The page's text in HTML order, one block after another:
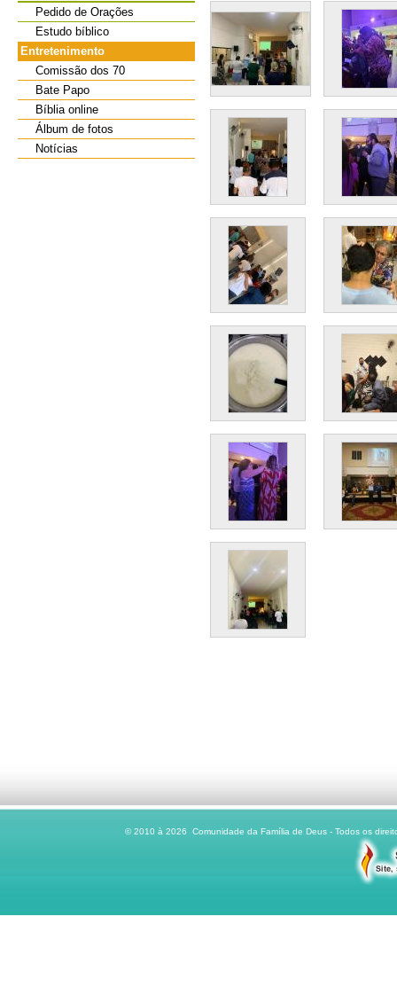
Pedido de Orações
Estudo bíblico
Entretenimento
Comissão dos 70
Bate Papo
Bíblia online
Álbum de fotos
Notícias
© 2010 à 2026 Comunidade da Família de Deus - Todos os